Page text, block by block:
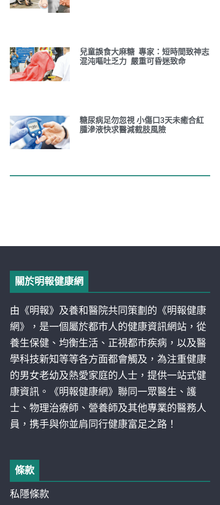
兒童誤食大麻糖 專家：短時間致神志
混沌嘔吐乏力 嚴重可昏迷致命
糖尿病足勿忽視 小傷口3天未癒合紅
腫滲液快求醫減截肢風險
關於明報健康網
由《明報》及養和醫院共同策劃的《明報健康
網》，是一個屬於都巿人的健康資訊網站，從
養生保健、均衡生活、正視都巿疾病，以及醫
學科技新知等等各方面都會觸及，為注重健康
的男女老幼及熱愛家庭的人士，提供一站式健
康資訊。《明報健康網》聯同一眾醫生、護
士、物理治療師、營養師及其他專業的醫務人
員，携手與你並肩同行健康富足之路！
條款
私隱條款